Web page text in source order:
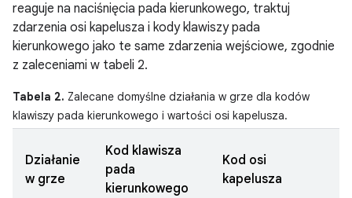
reaguje na naciśnięcia pada kierunkowego, traktuj
zdarzenia osi kapelusza i kody klawiszy pada
kierunkowego jako te same zdarzenia wejściowe, zgodnie
z zaleceniami w tabeli 2.
Tabela 2. Zalecane domyślne działania w grze dla kodów
klawiszy pada kierunkowego i wartości osi kapelusza.
Działanie
w grze
Kod klawisza
pada
kierunkowego
Kod osi
kapelusza